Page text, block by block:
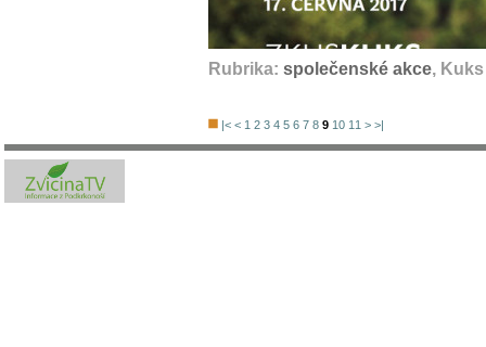
Rubrika: společenské akce,
|< < 1 2 3 4 5 6 7 8 9 10 11 > >|